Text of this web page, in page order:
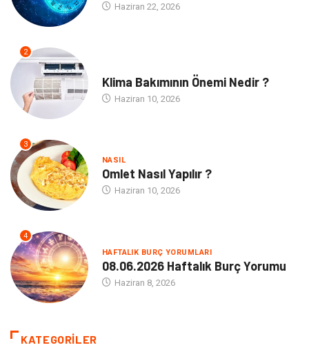
Haziran 22, 2026
2
Klima Bakımının Önemi Nedir ?
Haziran 10, 2026
3
NASIL
Omlet Nasıl Yapılır ?
Haziran 10, 2026
4
HAFTALIK BURÇ YORUMLARI
08.06.2026 Haftalık Burç Yorumu
Haziran 8, 2026
KATEGORILER